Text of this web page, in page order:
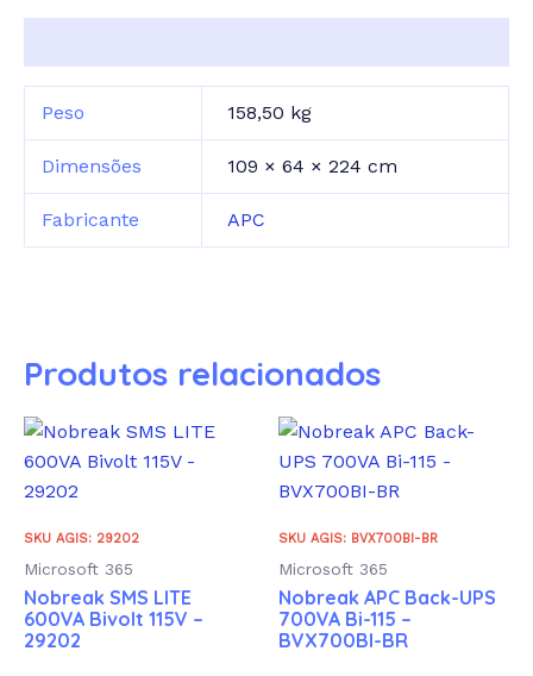
Peso 158,50 kg
Dimensões 109 × 64 × 224 cm
Fabricante APC
Produtos relacionados
SKU AGIS: 29202
Microsoft 365
Nobreak SMS LITE
600VA Bivolt 115V –
29202
SKU AGIS: BVX700BI-BR
Microsoft 365
Nobreak APC Back-UPS
700VA Bi-115 –
BVX700BI-BR